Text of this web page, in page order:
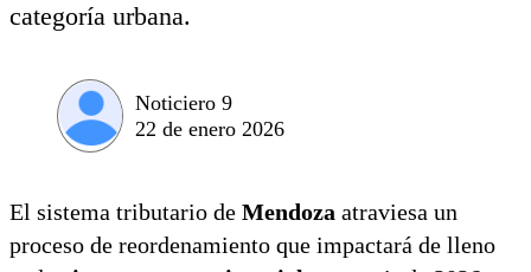
categoría urbana.
Noticiero 9
22 de enero 2026
El sistema tributario de Mendoza atraviesa un
proceso de reordenamiento que impactará de lleno